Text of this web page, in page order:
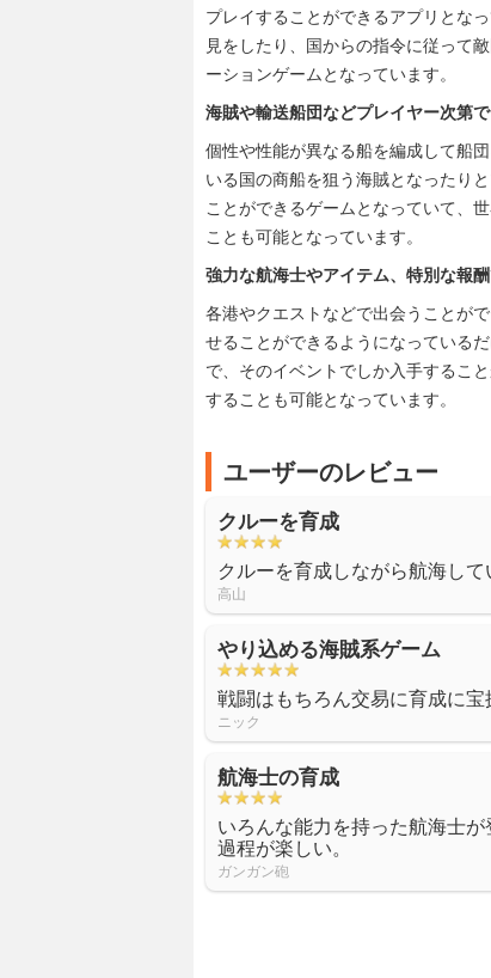
プレイすることができるアプリとな
見をしたり、国からの指令に従って
ーションゲームとなっています。
海賊や輸送船団などプレイヤー次第
個性や性能が異なる船を編成して船
いる国の商船を狙う海賊となったり
ことができるゲームとなっていて、
ことも可能となっています。
強力な航海士やアイテム、特別な報
各港やクエストなどで出会うことが
せることができるようになっている
で、そのイベントでしか入手するこ
することも可能となっています。
ユーザーのレビュー
クルーを育成
クルーを育成しながら航海して
高山
やり込める海賊系ゲーム
戦闘はもちろん交易に育成に
ニック
航海士の育成
いろんな能力を持った航海士
過程が楽しい。
ガンガン砲